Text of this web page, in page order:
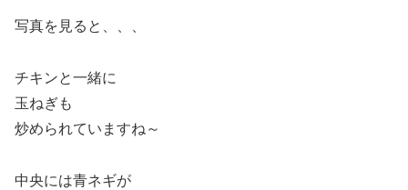
写真を見ると、、、
チキンと一緒に
玉ねぎも
炒められていますね～
中央には青ネギが